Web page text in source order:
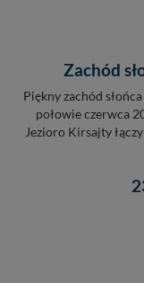
Zachód
Piękny zachód
połowie czerwca
Jezioro Kirsajty